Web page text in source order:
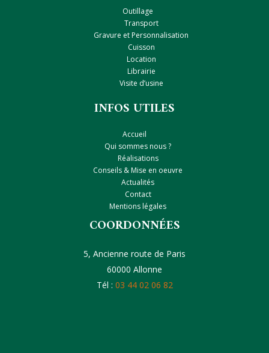
Outillage
Transport
Gravure et Personnalisation
Cuisson
Location
Librairie
Visite d’usine
INFOS UTILES
Accueil
Qui sommes nous ?
Réalisations
Conseils & Mise en oeuvre
Actualités
Contact
Mentions légales
COORDONNÉES
5, Ancienne route de Paris
60000 Allonne
Tél : 03 44 02 06 82